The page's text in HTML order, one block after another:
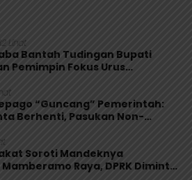
Lihat
Bantah Tudingan Bupati
Pemimpin Fokus Urus
“Guncang” Pemerintah:
Berhenti, Pasukan Non-
Soroti Mandeknya
Raya, DPRK Diminta